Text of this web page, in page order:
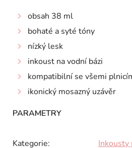
obsah 38 ml
bohaté a syté tóny
nízký lesk
inkoust na vodní bázi
kompatibilní se všemi
ikonický mosazný uzávěr
Kategorie: Inkousty